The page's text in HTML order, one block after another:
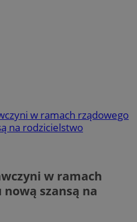
w ramach rządowego
na rodzicielstwo
w ramach
szansą na